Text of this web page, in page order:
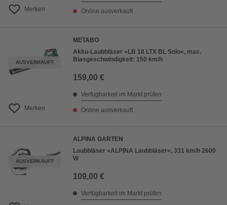
Merken Online ausverkauft
AUSVERKAUFT
Merken
METABO
Akku-Laubbläser »LB 18 LTX BL Solo«, max.
Blasgeschwindigkeit: 150 km/h
159,00 €
Verfügbarkeit im Markt prüfen
Online ausverkauft
AUSVERKAUFT
ALPINA GARTEN
Laubbläser »ALPINA Laubbläser«, 331 km/h 2600
W
109,00 €
Verfügbarkeit im Markt prüfen